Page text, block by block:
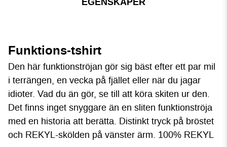
Funktions-tshirt
Den här funktionströjan gör sig bäst efter ett par mil
i terrängen, en vecka på fjället eller när du jagar
idioter. Vad du än gör, se till att köra skiten ur den.
Det finns inget snyggare än en sliten funktionströja
med en historia att berätta. Distinkt tryck på bröstet
och REKYL-skölden på vänster ärm. 100% REKYL